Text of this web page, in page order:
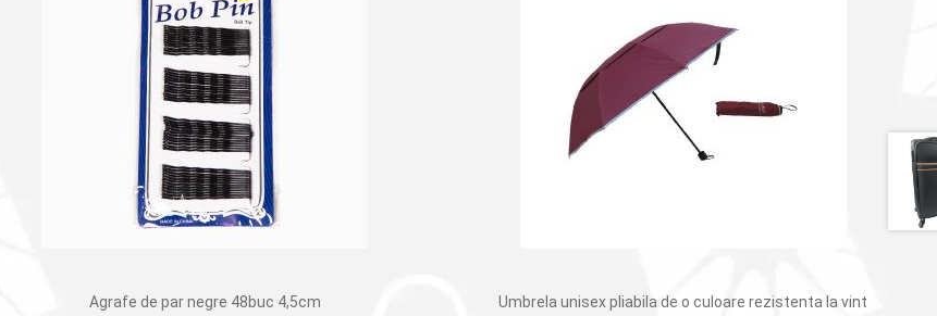
Agrafe de par negre 48buc 4,5cm Umbrela unisex pliabila de o culoare rezistenta la vint